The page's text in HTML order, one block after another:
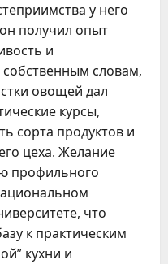
у него
получил опыт
и
словам,
овощей дал
курсы,
сорта продуктов и
цеха. Желание
профильного
что
к практическим
кухни и